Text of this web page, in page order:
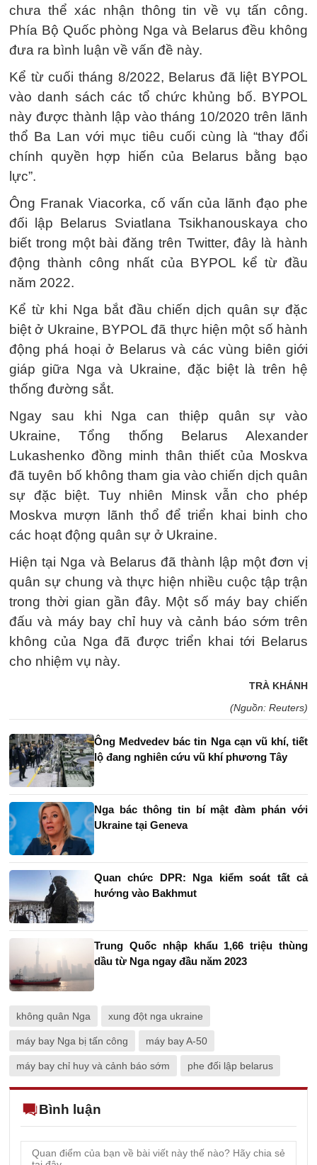
chưa thể xác nhận thông tin về vụ tấn công.
Phía Bộ Quốc phòng Nga và Belarus đều không
đưa ra bình luận về vấn đề này.
Kể từ cuối tháng 8/2022, Belarus đã liệt BYPOL
vào danh sách các tổ chức khủng bố. BYPOL
này được thành lập vào tháng 10/2020 trên lãnh
thổ Ba Lan với mục tiêu cuối cùng là “thay đổi
chính quyền hợp hiến của Belarus bằng bạo
lực”.
Ông Franak Viacorka, cố vấn của lãnh đạo phe
đối lập Belarus Sviatlana Tsikhanouskaya cho
biết trong một bài đăng trên Twitter, đây là hành
động thành công nhất của BYPOL kể từ đầu
năm 2022.
Kể từ khi Nga bắt đầu chiến dịch quân sự đặc
biệt ở Ukraine, BYPOL đã thực hiện một số hành
động phá hoại ở Belarus và các vùng biên giới
giáp giữa Nga và Ukraine, đặc biệt là trên hệ
thống đường sắt.
Ngay sau khi Nga can thiệp quân sự vào
Ukraine, Tổng thống Belarus Alexander
Lukashenko đồng minh thân thiết của Moskva
đã tuyên bố không tham gia vào chiến dịch quân
sự đặc biệt. Tuy nhiên Minsk vẫn cho phép
Moskva mượn lãnh thổ để triển khai binh cho
các hoạt động quân sự ở Ukraine.
Hiện tại Nga và Belarus đã thành lập một đơn vị
quân sự chung và thực hiện nhiều cuộc tập trận
trong thời gian gần đây. Một số máy bay chiến
đấu và máy bay chỉ huy và cảnh báo sớm trên
không của Nga đã được triển khai tới Belarus
cho nhiệm vụ này.
TRÀ KHÁNH
(Nguồn: Reuters)
Ông Medvedev bác tin Nga cạn vũ khí, tiết
lộ đang nghiên cứu vũ khí phương Tây
Nga bác thông tin bí mật đàm phán với
Ukraine tại Geneva
Quan chức DPR: Nga kiểm soát tất cả
hướng vào Bakhmut
Trung Quốc nhập khẩu 1,66 triệu thùng
dầu từ Nga ngay đầu năm 2023
không quân Nga xung đột nga ukraine
máy bay Nga bị tấn công máy bay A-50
máy bay chỉ huy và cảnh báo sớm phe đối lập belarus
Bình luận